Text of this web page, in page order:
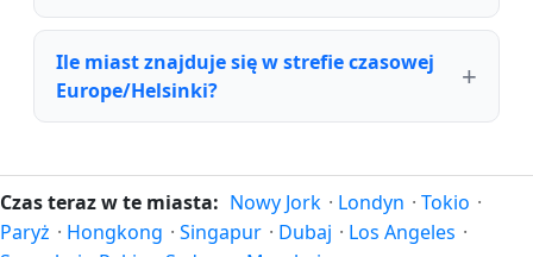
Ile miast znajduje się w strefie czasowej
Europe/Helsinki?
Czas teraz w te miasta: Nowy Jork · Londyn · Tokio ·
Paryż · Hongkong · Singapur · Dubaj · Los Angeles ·